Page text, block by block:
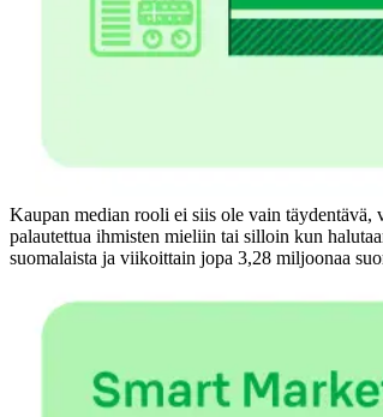
Kaupan median rooli ei siis ole vain täydentävä,
palautettua ihmisten mieliin tai silloin kun
suomalaista ja viikoittain jopa 3,28 miljoonaa